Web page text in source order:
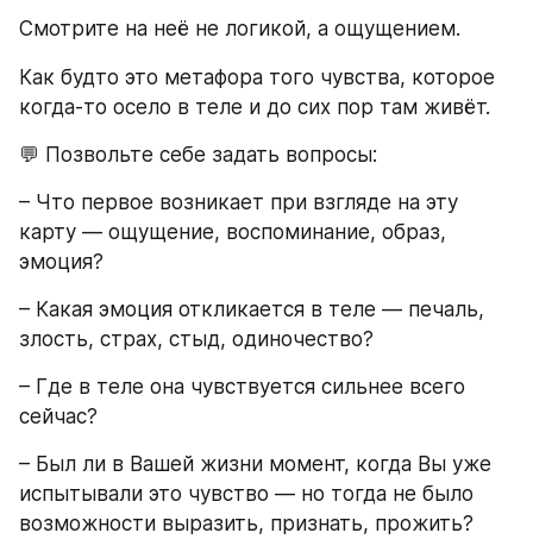
Смотрите на неё не логикой, а ощущением.
Как будто это метафора того чувства, которое
когда-то осело в теле и до сих пор там живёт.
💬 Позвольте себе задать вопросы:
– Что первое возникает при взгляде на эту
карту — ощущение, воспоминание, образ,
эмоция?
– Какая эмоция откликается в теле — печаль,
злость, страх, стыд, одиночество?
– Где в теле она чувствуется сильнее всего
сейчас?
– Был ли в Вашей жизни момент, когда Вы уже
испытывали это чувство — но тогда не было
возможности выразить, признать, прожить?